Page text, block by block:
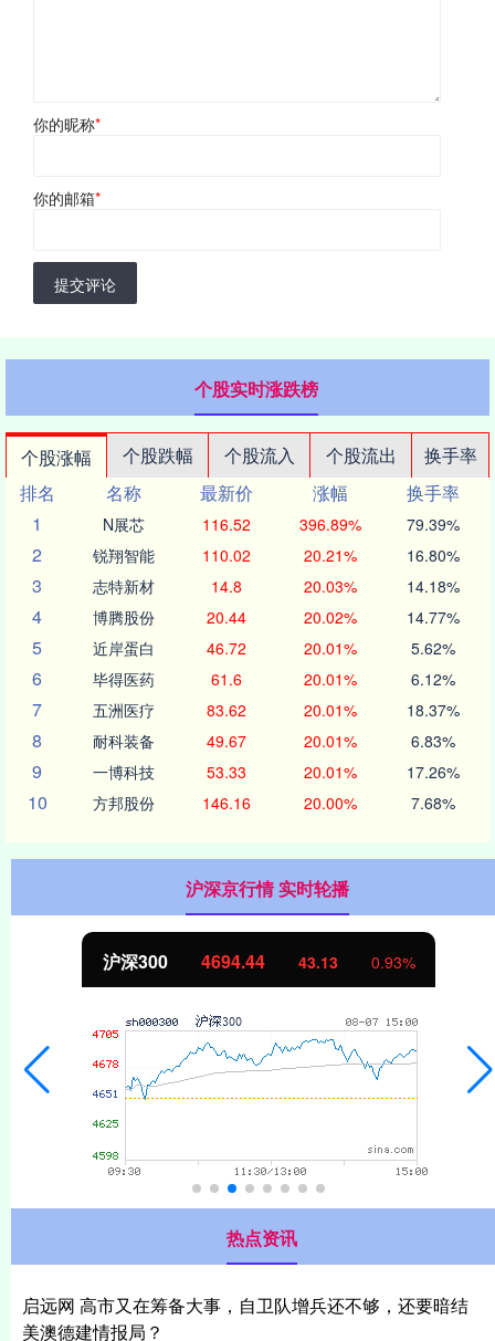
你的昵称*
你的邮箱*
提交评论
个股实时涨跌榜
个股涨幅 个股跌幅 个股流入 个股流出
换手率
排名
名称 最新价 涨幅
换手率
1
N展芯 116.52 396.89% 79.39%
2 锐翔智能 110.02 20.21% 16.80%
3 志特新材 14.8 20.03% 14.18%
4 博腾股份 20.44 20.02% 14.77%
5 近岸蛋白 46.72 20.01% 5.62%
6 毕得医药 61.6 20.01% 6.12%
7 五洲医疗 83.62 20.01% 18.37%
8 耐科装备 49.67 20.01% 6.83%
9 一博科技 53.33 20.01% 17.26%
10 方邦股份 146.16 20.00% 7.68%
沪深京行情 实时轮播
沪深300 4694.44 43.13 0.93%
热点资讯
启远网 高市又在筹备大事，自卫队增兵还不够，还要暗结
美澳德建情报局？